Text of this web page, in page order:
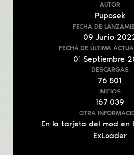
AUTOR
Puposek
FECHA DE
09 Junio
FECHA DE ÚLTIMA
01Septiembre
DESCARGAS
76 501
INICIOS
167 039
OTRA
En la tarjeta del mod en
ExLoader